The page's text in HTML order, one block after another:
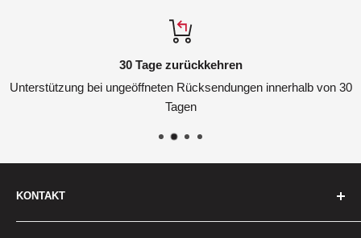
30 Tage zurückkehren
Unterstützung bei ungeöffneten Rücksendungen innerhalb von 30
Tagen
KONTAKT